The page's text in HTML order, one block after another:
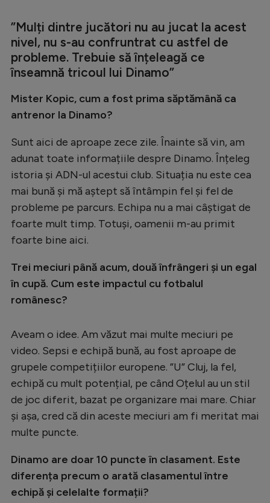
”Mulți dintre jucători nu au jucat la acest
nivel, nu s-au confruntrat cu astfel de
probleme. Trebuie să înțeleagă ce
înseamnă tricoul lui Dinamo”
Mister Kopic, cum a fost prima săptămână ca
antrenor la Dinamo?
Sunt aici de aproape zece zile. Înainte să vin, am
adunat toate informațiile despre Dinamo. Înțeleg
istoria și ADN-ul acestui club. Situația nu este cea
mai bună și mă aștept să întâmpin fel și fel de
probleme pe parcurs. Echipa nu a mai câștigat de
foarte mult timp. Totuși, oamenii m-au primit
foarte bine aici.
Trei meciuri până acum, două înfrângeri și un egal
în cupă. Cum este impactul cu fotbalul
românesc?
Aveam o idee. Am văzut mai multe meciuri pe
video. Sepsi e echipă bună, au fost aproape de
grupele competițiilor europene. ”U” Cluj, la fel,
echipă cu mult potențial, pe când Oțelul au un stil
de joc diferit, bazat pe organizare mai mare. Chiar
și așa, cred că din aceste meciuri am fi meritat mai
multe puncte.
Dinamo are doar 10 puncte în clasament. Este
diferența precum o arată clasamentul între
echipă și celelalte formații?